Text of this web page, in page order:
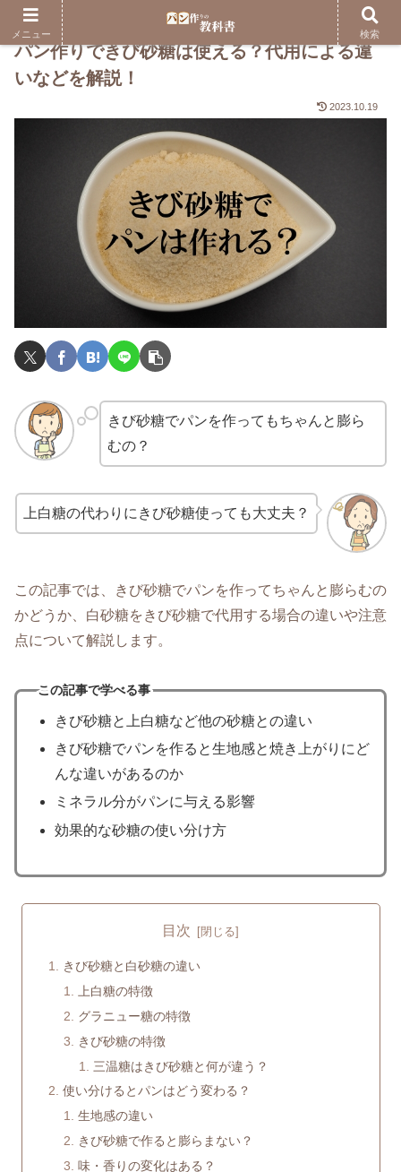
パン作りできび砂糖は使える？代用による違
いなどを解説！
2023.10.19
きび砂糖でパンを作ってもちゃんと膨ら
むの？
上白糖の代わりにきび砂糖使っても大丈夫？
この記事では、きび砂糖でパンを作ってちゃんと膨らむの
かどうか、白砂糖をきび砂糖で代用する場合の違いや注意
点について解説します。
この記事で学べる事
きび砂糖と上白糖など他の砂糖との違い
きび砂糖でパンを作ると生地感と焼き上がりにど
んな違いがあるのか
ミネラル分がパンに与える影響
効果的な砂糖の使い分け方
目次
きび砂糖と白砂糖の違い
上白糖の特徴
グラニュー糖の特徴
きび砂糖の特徴
三温糖はきび砂糖と何が違う？
使い分けるとパンはどう変わる？
生地感の違い
きび砂糖で作ると膨らまない？
味・香りの変化はある？
メニュー 検索